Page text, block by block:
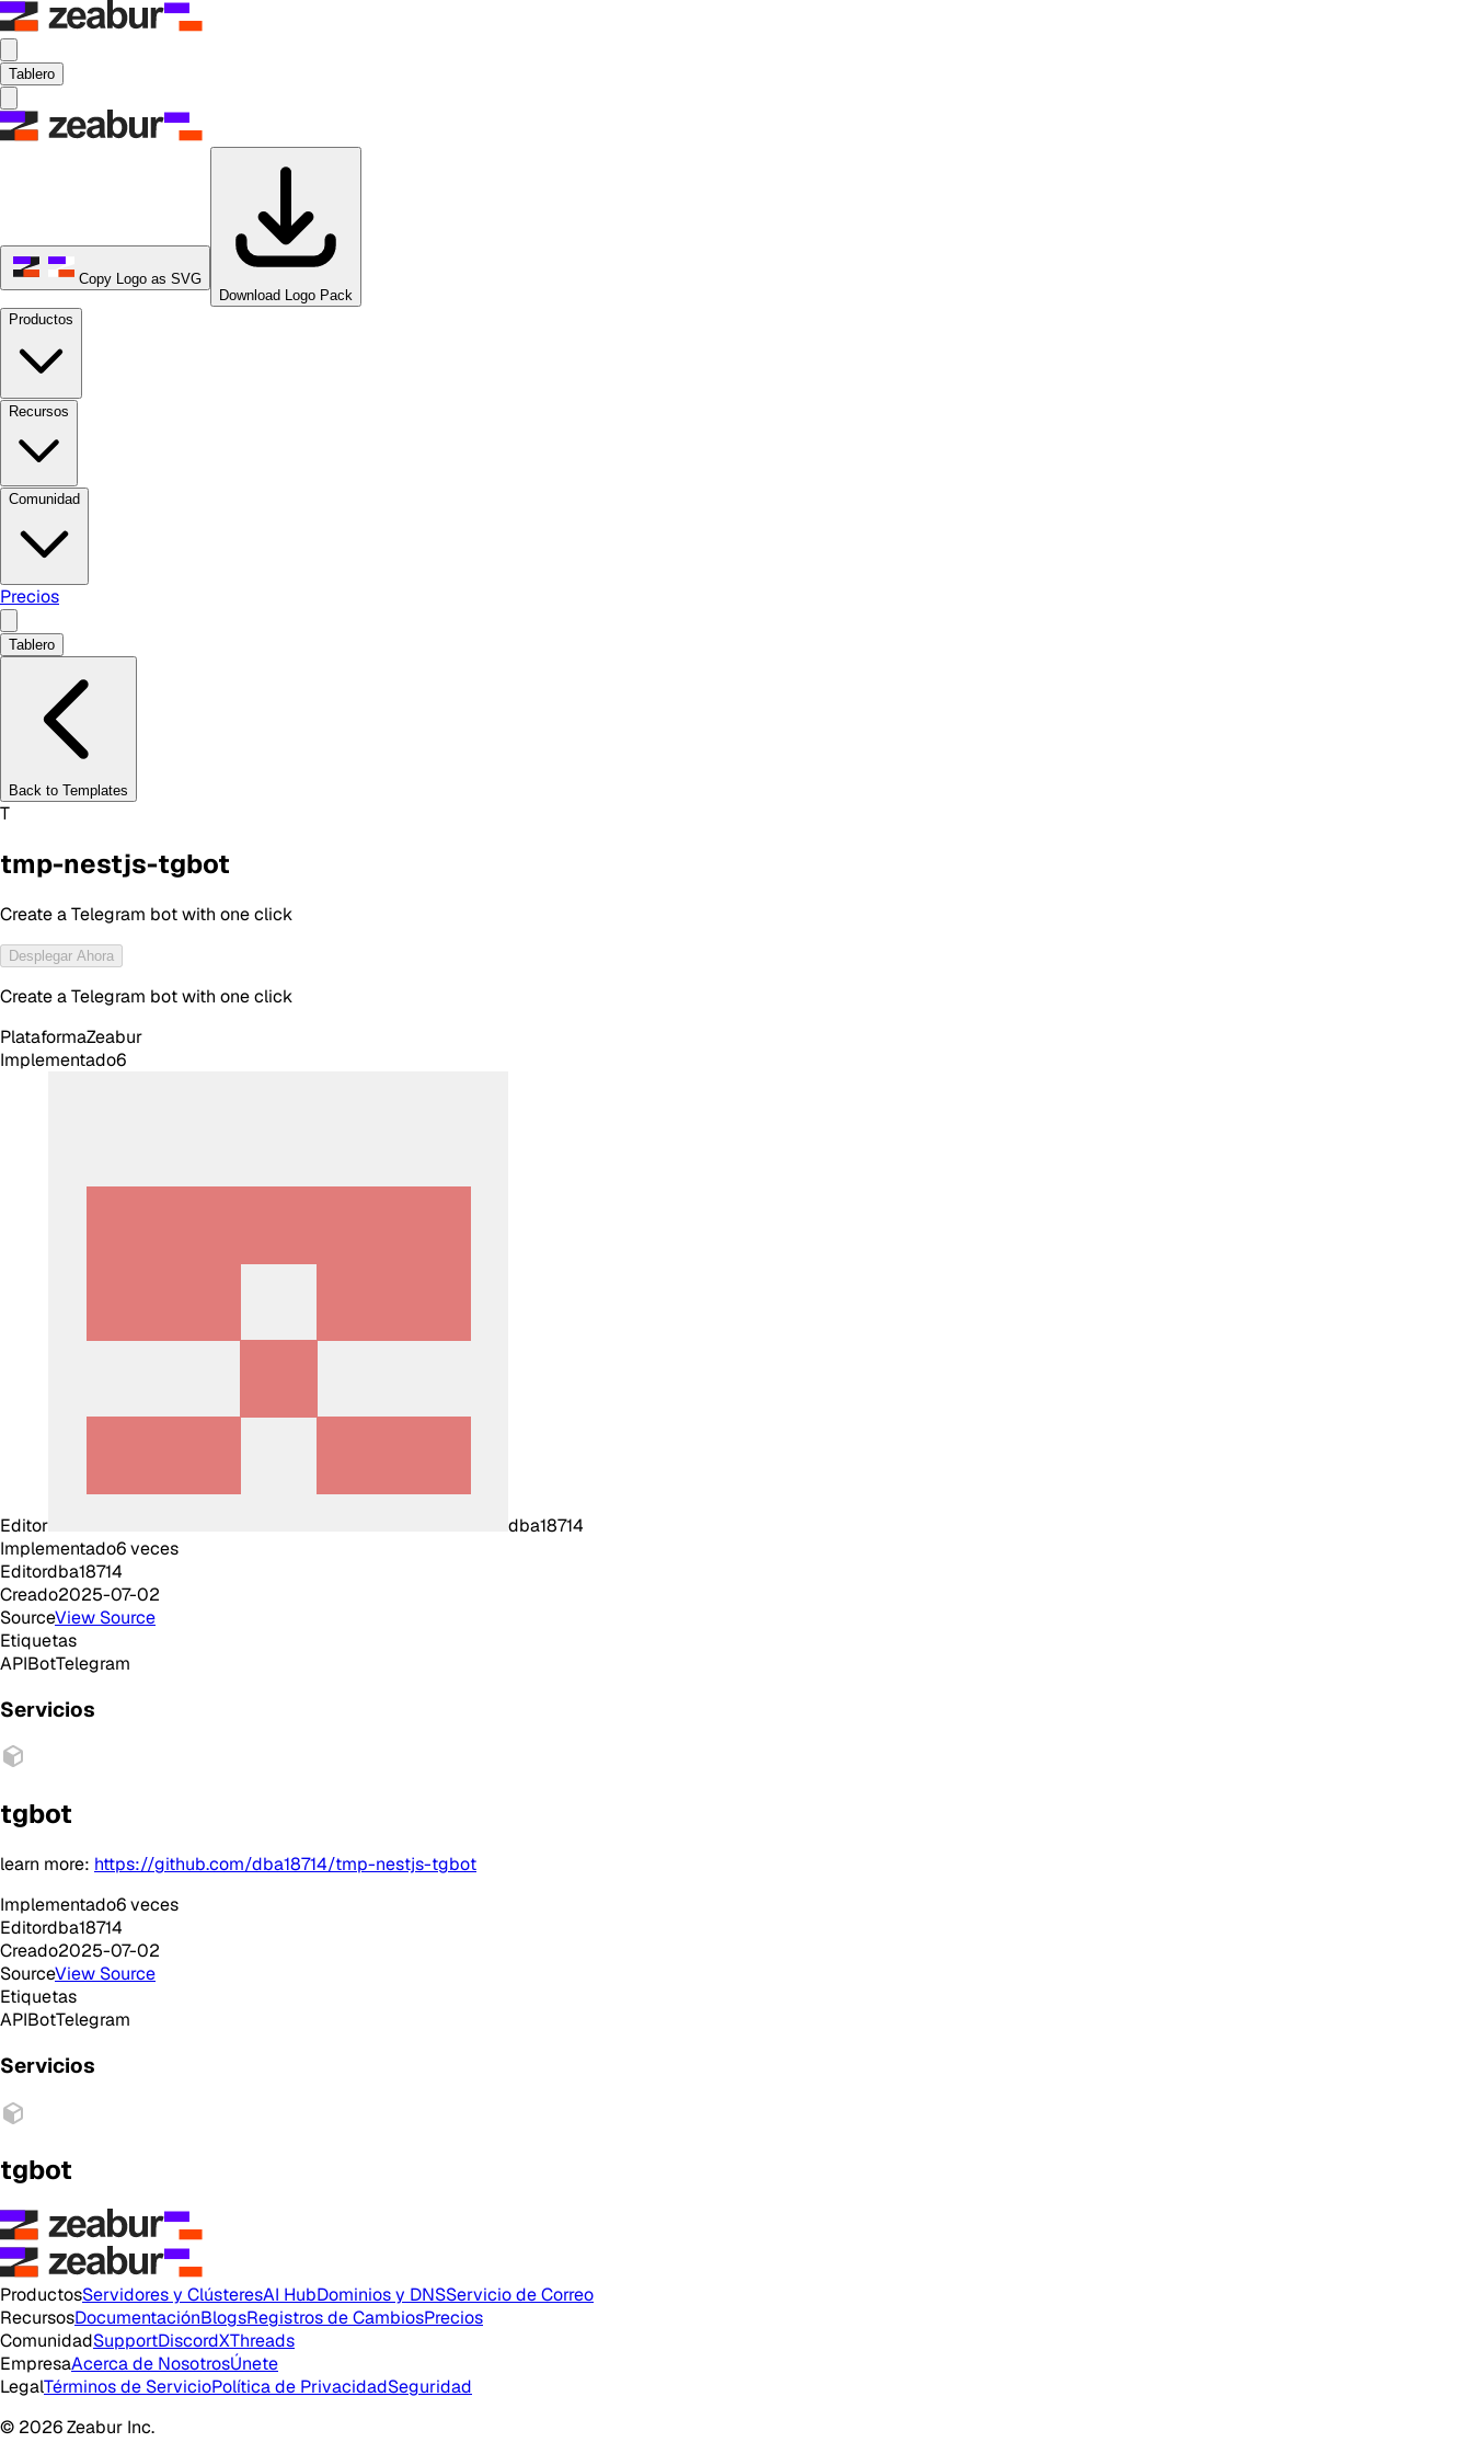
Tablero
Copy Logo as SVG
Download Logo Pack
Productos
Recursos
Comunidad
Precios
Tablero
Back to Templates
T
tmp-nestjs-tgbot
Create a Telegram bot with one click
Desplegar Ahora
Create a Telegram bot with one click
PlataformaZeabur
Implementado6
Editor
dba18714
Implementado6veces
Editordba18714
Creado2025-07-02
SourceView Source
Etiquetas
APIBotTelegram
Servicios
tgbot
learn more: https://github.com/dba18714/tmp-nestjs-tgbot
Implementado6veces
Editordba18714
Creado2025-07-02
SourceView Source
Etiquetas
APIBotTelegram
Servicios
tgbot
ProductosServidores y ClústeresAI HubDominios y DNSServicio de Correo
RecursosDocumentaciónBlogsRegistros de CambiosPrecios
ComunidadSupportDiscordXThreads
EmpresaAcerca de NosotrosÚnete
LegalTérminos de ServicioPolítica de PrivacidadSeguridad
© 2026 Zeabur Inc.